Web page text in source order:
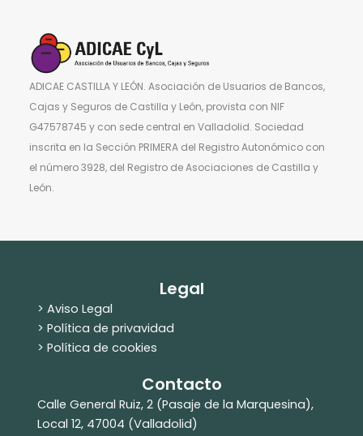
ADICAE CASTILLA Y LEÓN. Asociación de Usuarios de Bancos,
Cajas y Seguros de Castilla y León, provista con NIF
G47578745 y con sede central en Valladolid. Sociedad
inscrita en la Sección PRIMERA del Registro Autonómico con
el número 3928, del Registro de Asociaciones de Castilla y
León.
Legal
> Aviso Legal
> Política de privavidad
> Política de cookies
Contacto
Calle General Ruiz, 2 (Pasaje de la Marquesina),
Local 12, 47004 (Valladolid)